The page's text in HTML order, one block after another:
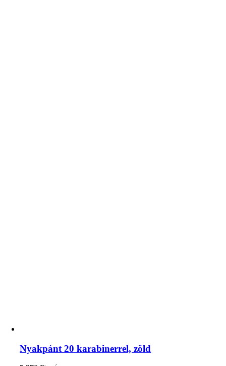
Nyakpánt 20 karabinerrel, zöld